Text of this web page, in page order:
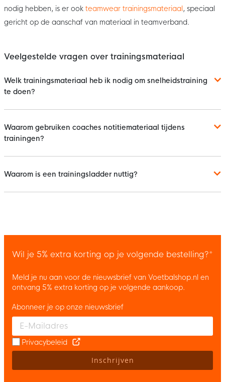
nodig hebben, is er ook teamwear trainingsmateriaal, speciaal
gericht op de aanschaf van materiaal in teamverband.
Veelgestelde vragen over trainingsmateriaal
Welk trainingsmateriaal heb ik nodig om snelheidstraining
te doen?
Waarom gebruiken coaches notitiemateriaal tijdens
trainingen?
Waarom is een trainingsladder nuttig?
Wil je 5% extra korting op je volgende bestelling?*
Meld je nu aan voor de nieuwsbrief van Voetbalshop.nl en
ontvang 5% extra korting op je volgende aankoop.
Enter your email and accept the privacy policy to subscribe to
Abonneer je op onze nieuwsbrief
Privacybeleid
Inschrijven